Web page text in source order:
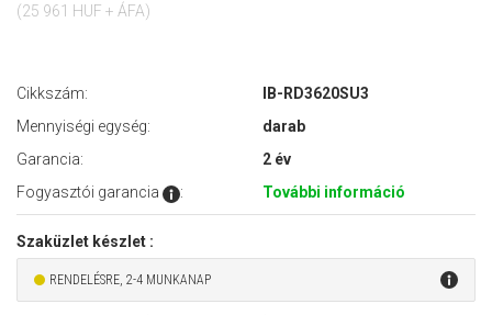
(25 961 HUF + ÁFA)
Cikkszám:
IB-RD3620SU3
Mennyiségi egység:
darab
Garancia:
2 év
Fogyasztói garancia
: További információ
Szaküzlet készlet :
RENDELÉSRE, 2-4 MUNKANAP